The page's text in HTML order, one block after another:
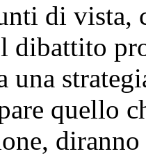
di vista,
dibattito
una
quello